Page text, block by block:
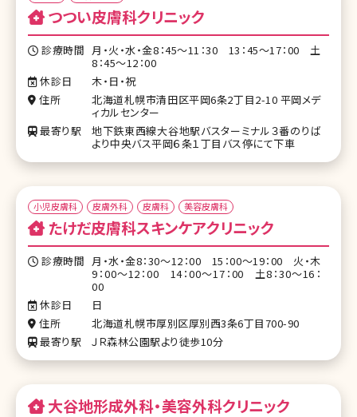
つつい皮膚科クリニック
診療時間 月・火・水・金8：45～11：30 13：45～17：00 土
8：45～12：00
休診日
木・日・祝
住所
北海道札幌市清田区平岡6条2丁目2-10 平岡メデ
ィカルセンター
最寄り駅
地下鉄東西線大谷地駅バスターミナル３番のりば
より中央バス平岡６条１丁目バス停にて下車
小児皮膚科 皮膚外科 皮膚科 美容皮膚科
たけだ皮膚科スキンケアクリニック
診療時間 月・水・金8：30～12：00 15：00～19：00 火・木
9：00～12：00 14：00～17：00 土8：30～16：
00
休診日
日
住所
北海道札幌市厚別区厚別西3条6丁目700-90
最寄り駅
ＪＲ森林公園駅より徒歩10分
大谷地形成外科・美容外科クリニック